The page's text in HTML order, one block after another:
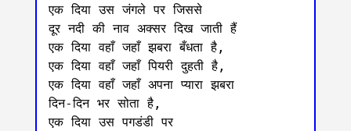
एक दिया उस जंगले पर जिससे
दूर नदी की नाव अक्सर दिख जाती हैं
एक दिया वहाँ जहाँ झबरा बँधता है,
एक दिया वहाँ जहाँ पियरी दुहती है,
एक दिया वहाँ जहाँ अपना प्यारा झबरा
दिन-दिन भर सोता है,
एक दिया उस पगडंडी पर